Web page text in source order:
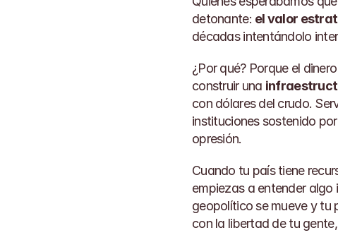
detonante: el valor
décadas intentándolo
¿Por qué? Porque el
construir una
con dólares del crudo.
instituciones sostenido
opresión.
Cuando tu país tiene
empiezas a entender
geopolítico se mueve y tu
con la libertad de tu